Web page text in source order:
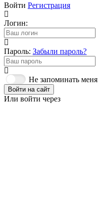
Войти Регистрация
Логин:
Пароль: Забыли пароль?
Не запоминать меня
Войти на сайт
Или войти через